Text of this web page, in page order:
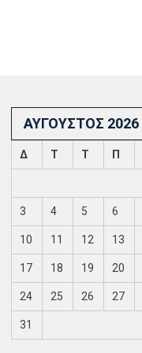
ΑΎΓΟΥΣΤΟΣ 2026
Δ Τ Τ Π
3 4 5 6
10 11 12 13
17 18 19 20
24 25 26 27
31